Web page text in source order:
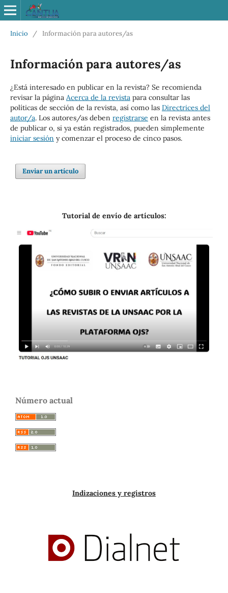
Inicio / Información para autores/as
Información para autores/as
¿Está interesado en publicar en la revista? Se recomienda
revisar la página Acerca de la revistapara consultar las
políticas de sección de la revista, así como las Directrices del
autor/a. Los autores/as deben registrarse en la revista antes
de publicar o, si ya están registrados, pueden simplemente
iniciar sesión y comenzar el proceso de cinco pasos.
Enviar un artículo
Tutorial de envío de artículos:
Número actual
Indizaciones y registros